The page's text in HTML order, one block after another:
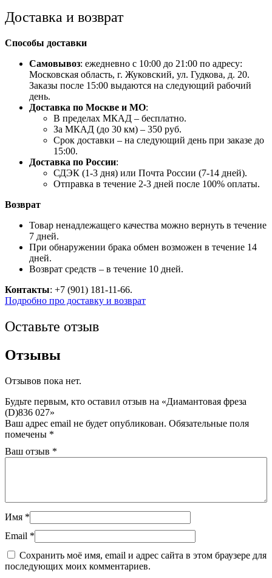
Доставка и возврат
Способы доставки
Самовывоз: ежедневно с 10:00 до 21:00 по адресу:
Московская область, г. Жуковский, ул. Гудкова, д. 20.
Заказы после 15:00 выдаются на следующий рабочий
день.
Доставка по Москве и МО:
В пределах МКАД – бесплатно.
За МКАД (до 30 км) – 350 руб.
Срок доставки – на следующий день при заказе до
15:00.
Доставка по России:
СДЭК (1-3 дня) или Почта России (7-14 дней).
Отправка в течение 2-3 дней после 100% оплаты.
Возврат
Товар ненадлежащего качества можно вернуть в течение
7 дней.
При обнаружении брака обмен возможен в течение 14
дней.
Возврат средств – в течение 10 дней.
Контакты: +7 (901) 181-11-66.
Подробно про доставку и возврат
Оставьте отзыв
Отзывы
Отзывов пока нет.
Будьте первым, кто оставил отзыв на «Диамантовая фреза
(D)836 027»
Ваш адрес email не будет опубликован. Обязательные поля
помечены *
Ваш отзыв *
Имя *
Email *
Сохранить моё имя, email и адрес сайта в этом браузере для
последующих моих комментариев.